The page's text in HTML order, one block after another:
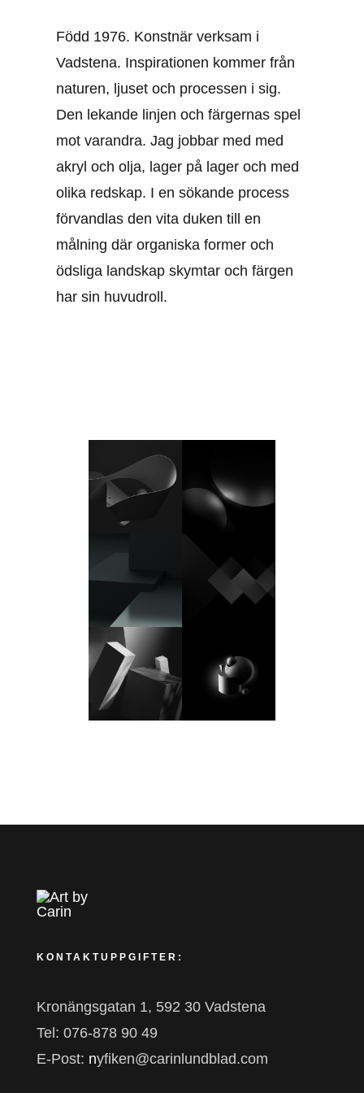
Född 1976. Konstnär verksam i
Vadstena. Inspirationen kommer från
naturen, ljuset och processen i sig.
Den lekande linjen och färgernas spel
mot varandra. Jag jobbar med med
akryl och olja, lager på lager och med
olika redskap. I en sökande process
förvandlas den vita duken till en
målning där organiska former och
ödsliga landskap skymtar och färgen
har sin huvudroll.
KONTAKTUPPGIFTER:
Kronängsgatan 1, 592 30 Vadstena
Tel: 076-878 90 49
E-Post: nyfiken@carinlundblad.com